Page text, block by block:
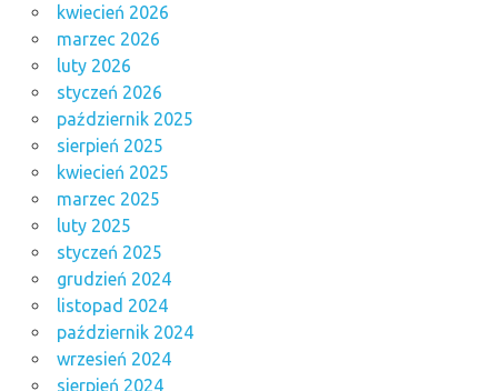
kwiecień 2026
marzec 2026
luty 2026
styczeń 2026
październik 2025
sierpień 2025
kwiecień 2025
marzec 2025
luty 2025
styczeń 2025
grudzień 2024
listopad 2024
październik 2024
wrzesień 2024
sierpień 2024